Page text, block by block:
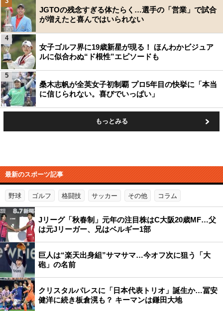
JGTOの残念すぎる体たらく…選手の「営業」で試合
が増えたと喜んではいられない
女子ゴルフ界に19歳新星が現る！ ほんわかビジュア
ルに似合わぬ“ド根性”エピソードも
4
桑木志帆が全英女子初制覇 プロ5年目の快挙に「本当
に信じられない。喜びでいっぱい」
5
もっとみる
最新のスポーツ記事
野球 ゴルフ 格闘技 サッカー その他 コラム
Jリーグ「秋春制」元年の注目株はC大阪20歳MF…父
は元Jリーガー、兄はベルギー1部
巨人は“楽天出身組”サマサマ…今オフ次に狙う「大
砲」の名前
クリスタルパレスに「日本代表トリオ」誕生か…冨安
健洋に続き板倉滉も？ キーマンは鎌田大地